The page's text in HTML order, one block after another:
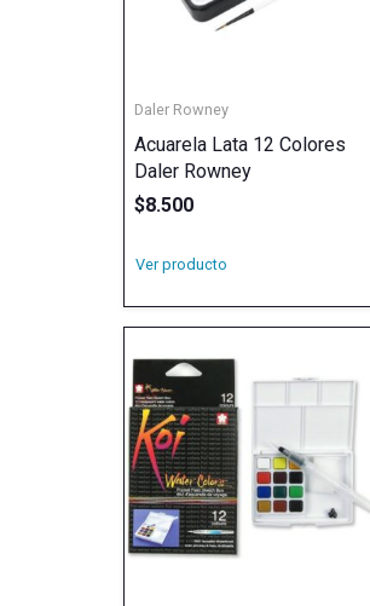
Daler Rowney
Acuarela Lata 12 Colores
Daler Rowney
$8.500
Ver producto